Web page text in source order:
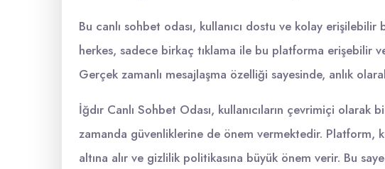
Bu canlı sohbet odası, kullanıcı dostu ve kolay
herkes, sadece birkaç tıklama ile bu platforma erişebilir
Gerçek zamanlı mesajlaşma özelliği sayesinde, anlık
İğdır Canlı Sohbet Odası, kullanıcıların çevrimiçi olarak
zamanda güvenliklerine de önem vermektedir. Platform,
altına alır ve gizlilik politikasına büyük önem verir. Bu